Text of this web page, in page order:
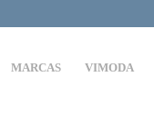
MARCAS VIMODA